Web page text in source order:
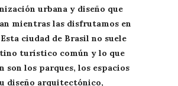
urbana y diseño que
mientras las disfrutamos en
ciudad de Brasil no suele
turístico común y lo que
son los parques, los espacios
diseño arquitectónico,